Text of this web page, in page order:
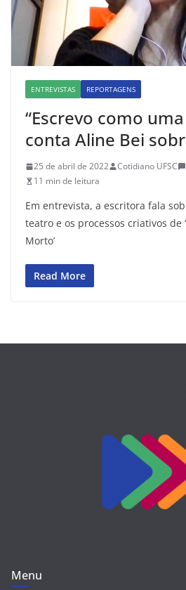
ENTREVISTAS REPORTAGENS
“Escrevo como
conta Aline Bei
25 de abril de 2022 Cotidiano UFSC
11 min de leitura
Em entrevista, a escritora fala
teatro e os processos criativos de
Morto’
Read More
Menu